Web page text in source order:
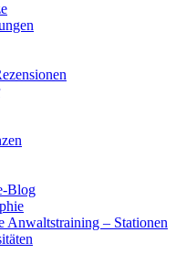
Blog
Anwaltstraining – Stationen